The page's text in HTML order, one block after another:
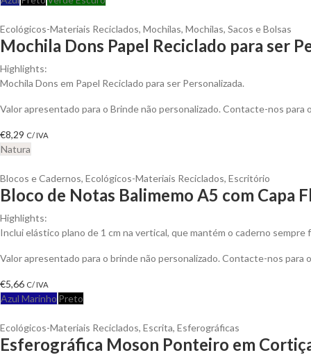
Ecológicos-Materiais Reciclados, Mochilas, Mochilas, Sacos e Bolsas
Mochila Dons Papel Reciclado para ser
Highlights:
Mochila Dons em Papel Reciclado para ser Personalizada.
Valor apresentado para o Brinde não personalizado. Contacte-nos
€8,29 C/ IVA
Natura
Blocos e Cadernos, Ecológicos-Materiais Reciclados, Escritório
Bloco de Notas Balimemo A5 com Capa
Highlights:
Inclui elástico plano de 1 cm na vertical, que mantém o caderno
Valor apresentado para o brinde não personalizado. Contacte-nos
€5,66 C/ IVA
Azul Marinho Preto
Ecológicos-Materiais Reciclados, Escrita, Esferográficas
Esferográfica Moson Ponteiro em